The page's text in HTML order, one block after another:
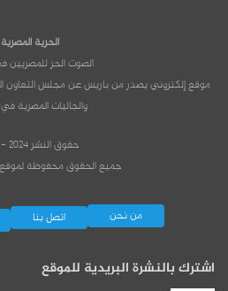
الحرية المصرية
الصوت الحر للمصريين
موقع إلكتروني يصدر من باريس عن مجلس التعاون
والجاليات المصرية في
حقوق النشر 2024 - 2019
جميع الحقوق محفوظة لموقع
من نحن اتصل بنا
اشترك بالنشرة البريدية للموقع